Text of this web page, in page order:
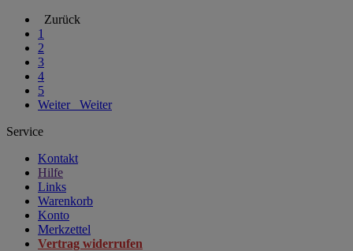
Zurück
1
2
3
4
5
Weiter
Weiter
Service
Kontakt
Hilfe
Links
Warenkorb
Konto
Merkzettel
Vertrag widerrufen